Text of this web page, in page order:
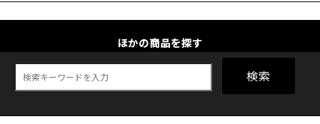
ほかの商品を探す
検索